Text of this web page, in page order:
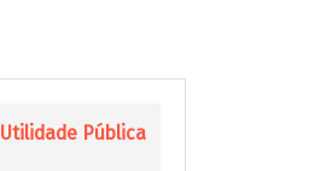
Pública